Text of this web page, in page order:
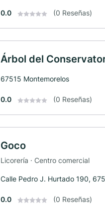
0.0 (0 Reseñas)
Árbol del
67515 Montemorelos
0.0 (0 Reseñas)
Goco
Licorería · Centro comercial
Calle Pedro J. Hurtado 190,
0.0 (0 Reseñas)